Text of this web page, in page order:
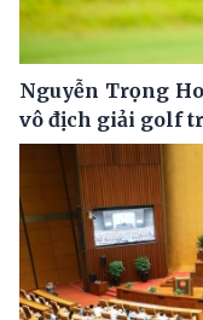
Nguyễn Trọng
vô địch giải golf